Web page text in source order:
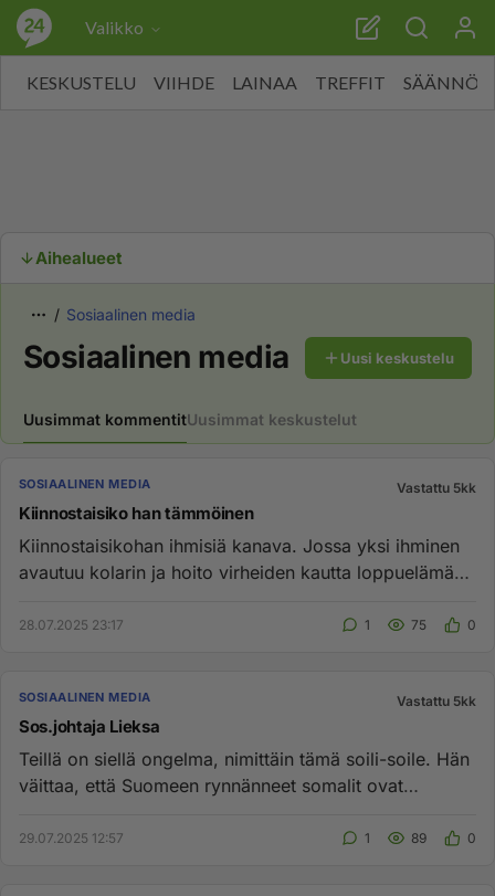
Valikko
KESKUSTELU VIIHDE LAINAA TREFFIT SÄÄNNÖT
Aihealueet
Sosiaalinen media
Sosiaalinen media Uusi keskustelu
Uusimmat kommentitUusimmat keskustelut
SOSIAALINEN MEDIA Vastattu 5kk
Kiinnostaisiko han tämmöinen
Kiinnostaisikohan ihmisiä kanava. Jossa yksi ihminen
avautuu kolarin ja hoito virheiden kautta loppuelämän
28.07.2025 23:17 1 75 0
SOSIAALINEN MEDIA Vastattu 5kk
Sos.johtaja Lieksa
Teillä on siellä ongelma, nimittäin tämä soili-soile. Hän
väittaa, että Suomeen rynnänneet somalit ovat
29.07.2025 12:57 1 89 0